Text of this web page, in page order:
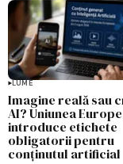
LUME
Imagine reală sau
AI? Uniunea
introduce etichete
obligatorii pentru
conținutul artificial